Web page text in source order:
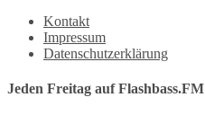
Kontakt
Impressum
Datenschutzerklärung
Jeden Freitag auf Flashbass.FM